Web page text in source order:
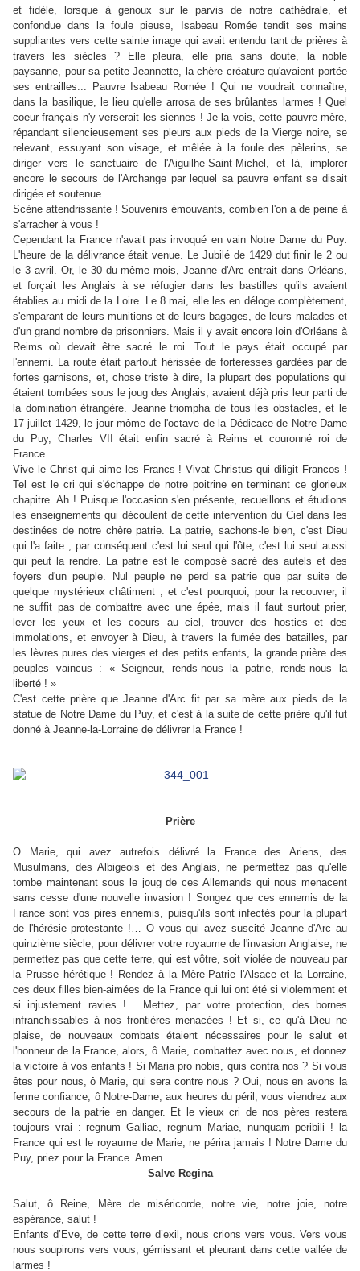
et fidèle, lorsque à genoux sur le parvis de notre cathédrale, et
confondue dans la foule pieuse, Isabeau Romée tendit ses mains
suppliantes vers cette sainte image qui avait entendu tant de prières à
travers les siècles ? Elle pleura, elle pria sans doute, la noble
paysanne, pour sa petite Jeannette, la chère créature qu'avaient portée
ses entrailles... Pauvre Isabeau Romée ! Qui ne voudrait connaître,
dans la basilique, le lieu qu'elle arrosa de ses brûlantes larmes ! Quel
coeur français n'y verserait les siennes ! Je la vois, cette pauvre mère,
répandant silencieusement ses pleurs aux pieds de la Vierge noire, se
relevant, essuyant son visage, et mêlée à la foule des pèlerins, se
diriger vers le sanctuaire de l'Aiguilhe-Saint-Michel, et là, implorer
encore le secours de l'Archange par lequel sa pauvre enfant se disait
dirigée et soutenue.
Scène attendrissante ! Souvenirs émouvants, combien l'on a de peine à
s'arracher à vous !
Cependant la France n'avait pas invoqué en vain Notre Dame du Puy.
L'heure de la délivrance était venue. Le Jubilé de 1429 dut finir le 2 ou
le 3 avril. Or, le 30 du même mois, Jeanne d'Arc entrait dans Orléans,
et forçait les Anglais à se réfugier dans les bastilles qu'ils avaient
établies au midi de la Loire. Le 8 mai, elle les en déloge complètement,
s'emparant de leurs munitions et de leurs bagages, de leurs malades et
d'un grand nombre de prisonniers. Mais il y avait encore loin d'Orléans à
Reims où devait être sacré le roi. Tout le pays était occupé par
l'ennemi. La route était partout hérissée de forteresses gardées par de
fortes garnisons, et, chose triste à dire, la plupart des populations qui
étaient tombées sous le joug des Anglais, avaient déjà pris leur parti de
la domination étrangère. Jeanne triompha de tous les obstacles, et le
17 juillet 1429, le jour môme de l'octave de la Dédicace de Notre Dame
du Puy, Charles VII était enfin sacré à Reims et couronné roi de
France.
Vive le Christ qui aime les Francs ! Vivat Christus qui diligit Francos !
Tel est le cri qui s'échappe de notre poitrine en terminant ce glorieux
chapitre. Ah ! Puisque l'occasion s'en présente, recueillons et étudions
les enseignements qui découlent de cette intervention du Ciel dans les
destinées de notre chère patrie. La patrie, sachons-le bien, c'est Dieu
qui l'a faite ; par conséquent c'est lui seul qui l'ôte, c'est lui seul aussi
qui peut la rendre. La patrie est le composé sacré des autels et des
foyers d'un peuple. Nul peuple ne perd sa patrie que par suite de
quelque mystérieux châtiment ; et c'est pourquoi, pour la recouvrer, il
ne suffit pas de combattre avec une épée, mais il faut surtout prier,
lever les yeux et les coeurs au ciel, trouver des hosties et des
immolations, et envoyer à Dieu, à travers la fumée des batailles, par
les lèvres pures des vierges et des petits enfants, la grande prière des
peuples vaincus : « Seigneur, rends-nous la patrie, rends-nous la
liberté ! »
C'est cette prière que Jeanne d'Arc fit par sa mère aux pieds de la
statue de Notre Dame du Puy, et c'est à la suite de cette prière qu'il fut
donné à Jeanne-la-Lorraine de délivrer la France !
Prière
O Marie, qui avez autrefois délivré la France des Ariens, des
Musulmans, des Albigeois et des Anglais, ne permettez pas qu'elle
tombe maintenant sous le joug de ces Allemands qui nous menacent
sans cesse d'une nouvelle invasion ! Songez que ces ennemis de la
France sont vos pires ennemis, puisqu'ils sont infectés pour la plupart
de l'hérésie protestante !… O vous qui avez suscité Jeanne d'Arc au
quinzième siècle, pour délivrer votre royaume de l'invasion Anglaise, ne
permettez pas que cette terre, qui est vôtre, soit violée de nouveau par
la Prusse hérétique ! Rendez à la Mère-Patrie l'Alsace et la Lorraine,
ces deux filles bien-aimées de la France qui lui ont été si violemment et
si injustement ravies !… Mettez, par votre protection, des bornes
infranchissables à nos frontières menacées ! Et si, ce qu'à Dieu ne
plaise, de nouveaux combats étaient nécessaires pour le salut et
l'honneur de la France, alors, ô Marie, combattez avec nous, et donnez
la victoire à vos enfants ! Si Maria pro nobis, quis contra nos ? Si vous
êtes pour nous, ô Marie, qui sera contre nous ? Oui, nous en avons la
ferme confiance, ô Notre-Dame, aux heures du péril, vous viendrez aux
secours de la patrie en danger. Et le vieux cri de nos pères restera
toujours vrai : regnum Galliae, regnum Mariae, nunquam peribili ! la
France qui est le royaume de Marie, ne périra jamais ! Notre Dame du
Puy, priez pour la France. Amen.
Salve Regina
Salut, ô Reine, Mère de miséricorde, notre vie, notre joie, notre
espérance, salut !
Enfants d’Eve, de cette terre d’exil, nous crions vers vous. Vers vous
nous soupirons vers vous, gémissant et pleurant dans cette vallée de
larmes !